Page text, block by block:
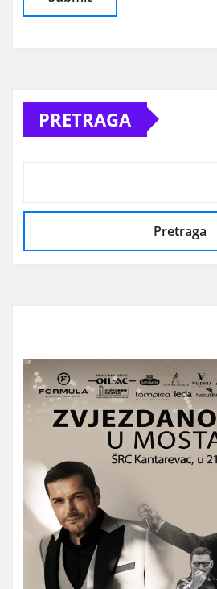
PRETRAGA
Pretraga